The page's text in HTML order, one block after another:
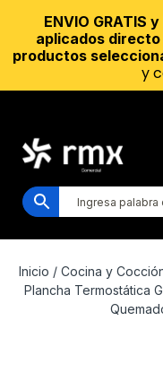
Inicio / Cocina y
Plancha Termostática
ENVIO GRATIS
aplicados
productos
y